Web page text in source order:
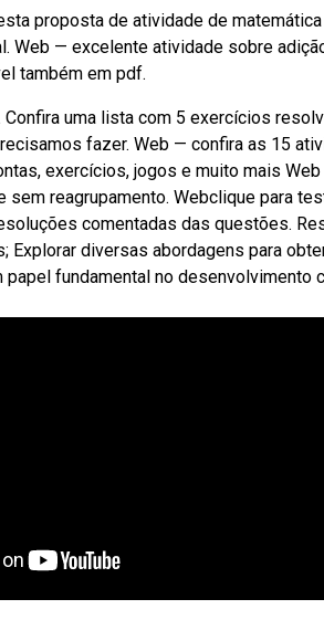
proposta de atividade de
Web — excelente atividade sobre
também em pdf.
uma lista com 5 exercícios
fazer. Web — confira as 15
exercícios, jogos e muito mais
sem reagrupamento. Webclique para
comentadas das questões.
Explorar diversas abordagens para
fundamental no desenvolvimento